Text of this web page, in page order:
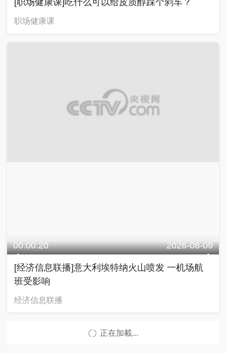
职场健康课
00:00:20 2026-08-09
[经济信息联播]意大利埃特纳火山喷发 一机场航
班受影响
经济信息联播
正在加載...